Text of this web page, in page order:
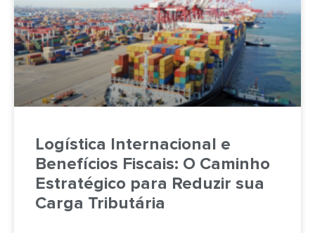
Logística Internacional e
Benefícios Fiscais: O Caminho
Estratégico para Reduzir sua
Carga Tributária